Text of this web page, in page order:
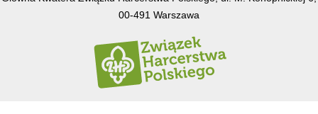
00-491 Warszawa